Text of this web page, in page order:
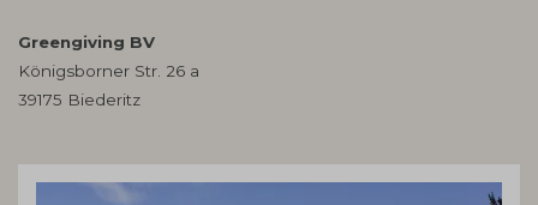
Greengiving BV
Königsborner Str. 26 a
39175 Biederitz